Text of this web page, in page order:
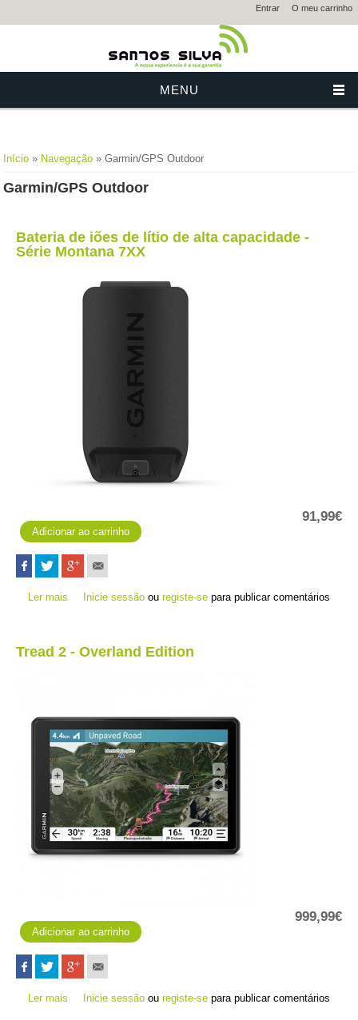
Entrar O meu carrinho
MENU
Está aqui
Início » Navegação » Garmin/GPS Outdoor
Garmin/GPS Outdoor
Bateria de iões de lítio de alta capacidade -
Série Montana 7XX
91,99€
Ler mais acerca de Bateria de iões de lítio de alta capacidade - Série
Inicie sessão ouregiste-se para publicar comentários
Tread 2 - Overland Edition
999,99€
Ler mais acerca de Tread 2 - Overland Edition
Inicie sessão ouregiste-se para publicar comentários